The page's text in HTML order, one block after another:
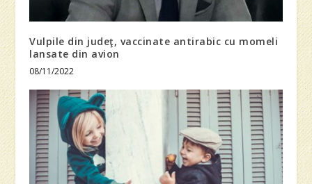
Vulpile din judeţ, vaccinate antirabic cu momeli
lansate din avion
08/11/2022